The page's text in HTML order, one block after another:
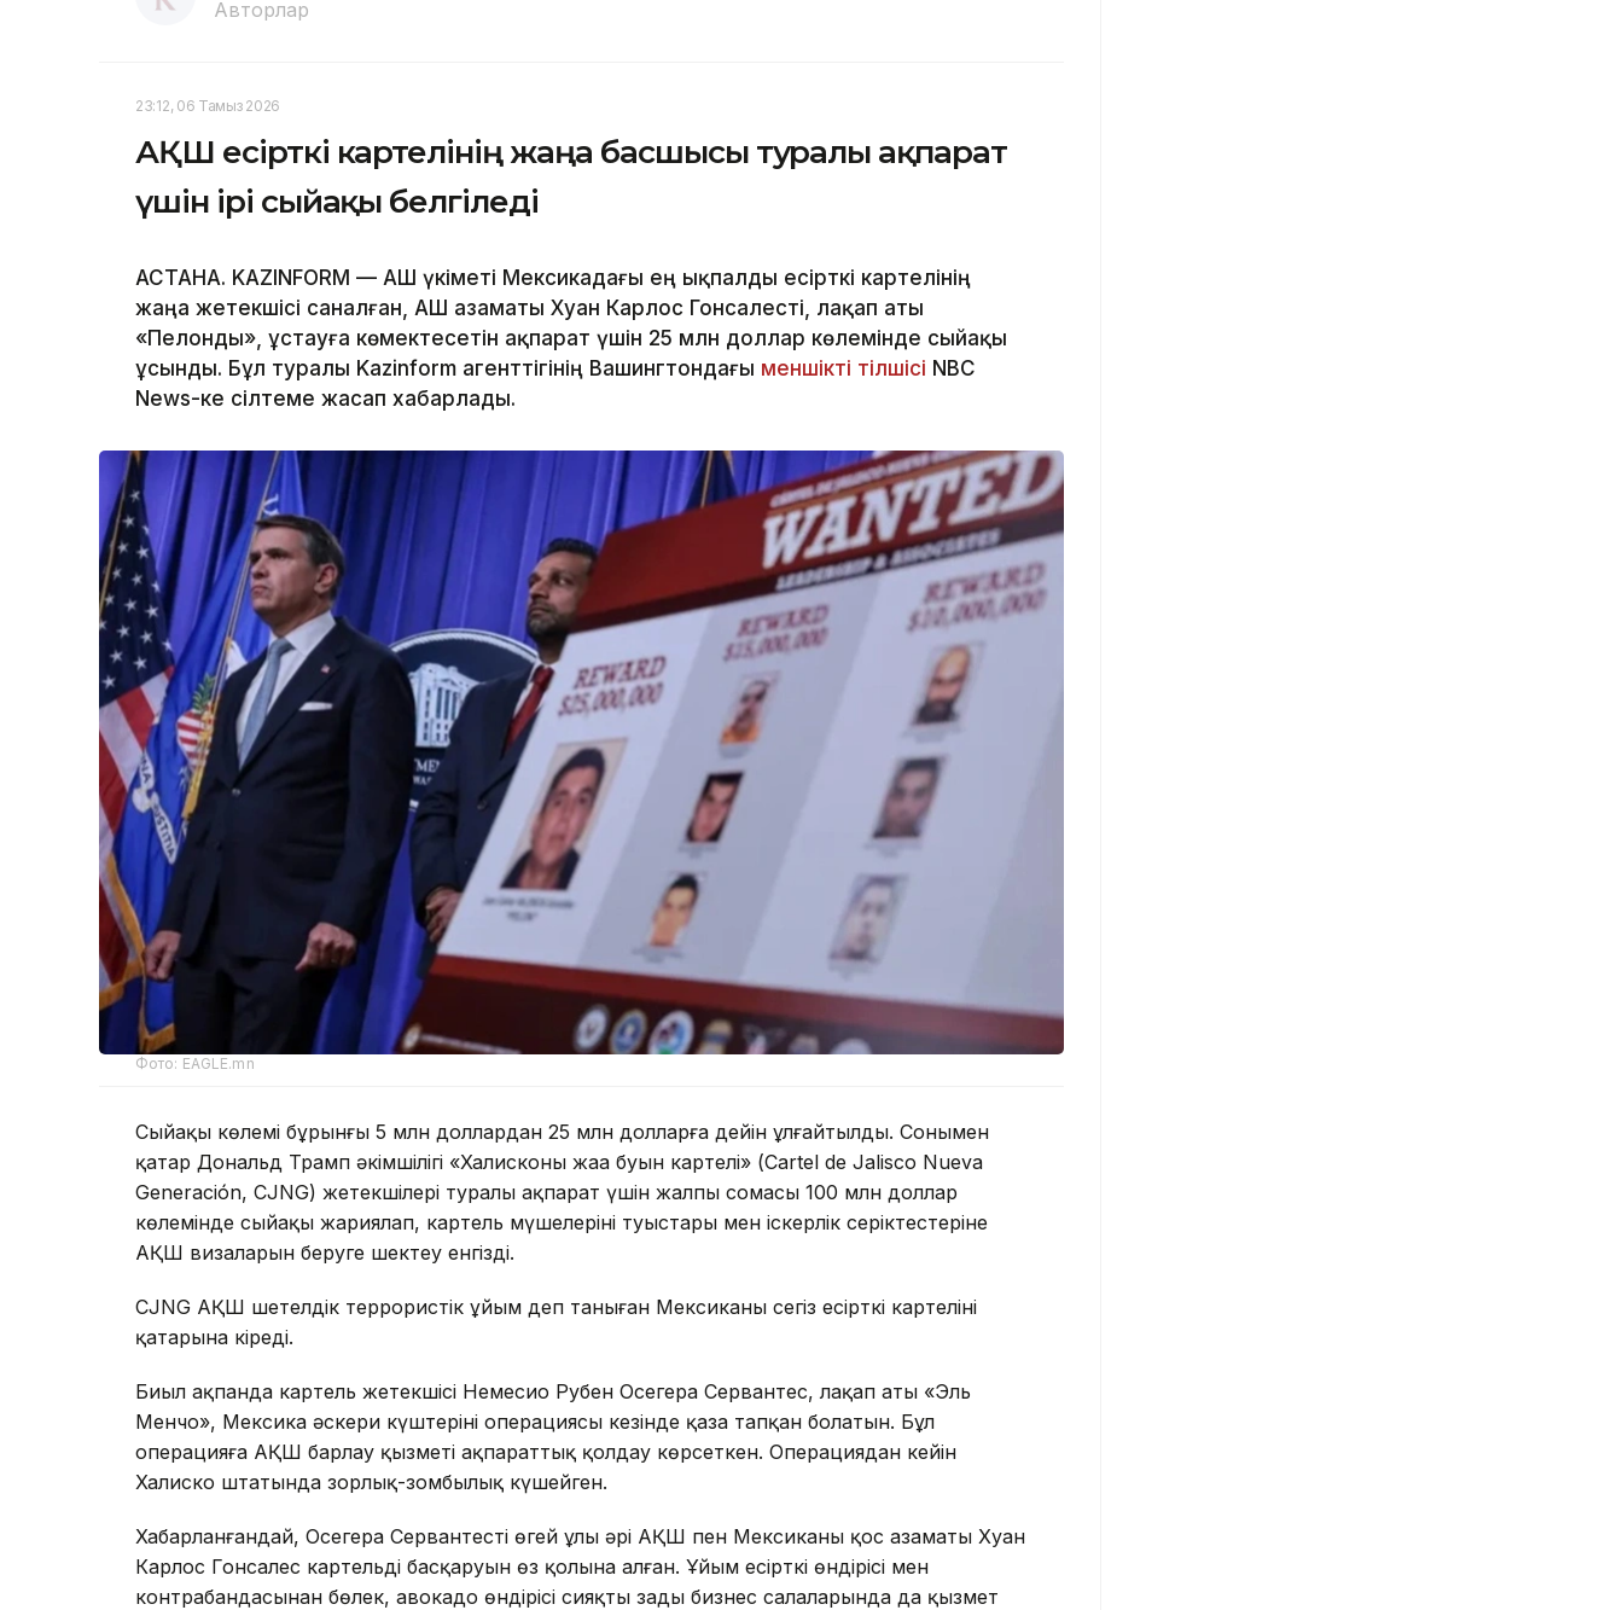
Авторлар
23:12, 06 Тамыз 2026
АҚШ есірткі картелінің жаңа басшысы туралы ақпарат
үшін ірі сыйақы белгіледі
АСТАНА. KAZINFORM — АҚШ үкіметі Мексикадағы ең ықпалды есірткі картелінің
жаңа жетекшісі саналған, АҚШ азаматы Хуан Карлос Гонсалесті, лақап аты
«Пелонды», ұстауға көмектесетін ақпарат үшін 25 млн доллар көлемінде сыйақы
ұсынды. Бұл туралы Kazinform агенттігінің Вашингтондағы меншікті тілшісі NBC
News-ке сілтеме жасап хабарлады.
Фото: EAGLE.mn
Сыйақы көлемі бұрынғы 5 млн доллардан 25 млн долларға дейін ұлғайтылды. Сонымен
қатар Дональд Трамп әкімшілігі «Халисконың жаңа буын картелі» (Cartel de Jalisco Nueva
Generación, CJNG) жетекшілері туралы ақпарат үшін жалпы сомасы 100 млн доллар
көлемінде сыйақы жариялап, картель мүшелерінің туыстары мен іскерлік серіктестеріне
АҚШ визаларын беруге шектеу енгізді.
CJNG АҚШ шетелдік террористік ұйым деп таныған Мексиканың сегіз есірткі картелінің
қатарына кіреді.
Биыл ақпанда картель жетекшісі Немесио Рубен Осегера Сервантес, лақап аты «Эль
Менчо», Мексика әскери күштерінің операциясы кезінде қаза тапқан болатын. Бұл
операцияға АҚШ барлау қызметі ақпараттық қолдау көрсеткен. Операциядан кейін
Халиско штатында зорлық-зомбылық күшейген.
Хабарланғандай, Осегера Сервантестің өгей ұлы әрі АҚШ пен Мексиканың қос азаматы Хуан
Карлос Гонсалес картельдің басқаруын өз қолына алған. Ұйым есірткі өндірісі мен
контрабандасынан бөлек, авокадо өндірісі сияқты заңды бизнес салаларында да қызмет